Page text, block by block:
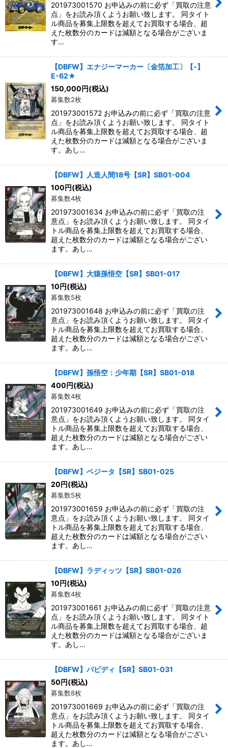
201973001570 お申込みの前に必ず「買取の注意
点」をお読み頂くようお願い致します。 同タイト
ル商品を募集上限数を超えてお買取する場合、超
えた枚数分のカードは減額となる場合がございま
す…
【DBFW】エナジーマーカー〔金箔加工〕【-】
E-62★
150,000円(税込)
募集数2枚
201973001572 お申込みの前に必ず「買取の注意
点」をお読み頂くようお願い致します。 同タイト
ル商品を募集上限数を超えてお買取する場合、超
えた枚数分のカードは減額となる場合がございま
す。あし…
【DBFW】人造人間18号【SR】SB01-004
100円(税込)
募集数4枚
201973001634 お申込みの前に必ず「買取の注
意点」をお読み頂くようお願い致します。 同タイ
トル商品を募集上限数を超えてお買取する場合、
超えた枚数分のカードは減額となる場合がござい
ます。あし…
【DBFW】大猿孫悟空【SR】SB01-017
10円(税込)
募集数5枚
201973001648 お申込みの前に必ず「買取の注
意点」をお読み頂くようお願い致します。 同タイ
トル商品を募集上限数を超えてお買取する場合、
超えた枚数分のカードは減額となる場合がござい
ます。あし…
【DBFW】孫悟空：少年期【SR】SB01-018
400円(税込)
募集数4枚
201973001649 お申込みの前に必ず「買取の注
意点」をお読み頂くようお願い致します。 同タイ
トル商品を募集上限数を超えてお買取する場合、
超えた枚数分のカードは減額となる場合がござい
ます。あし…
【DBFW】ベジータ【SR】SB01-025
20円(税込)
募集数5枚
201973001659 お申込みの前に必ず「買取の注
意点」をお読み頂くようお願い致します。 同タイ
トル商品を募集上限数を超えてお買取する場合、
超えた枚数分のカードは減額となる場合がござい
ます。あし…
【DBFW】ラディッツ【SR】SB01-026
10円(税込)
募集数4枚
201973001661 お申込みの前に必ず「買取の注意
点」をお読み頂くようお願い致します。 同タイト
ル商品を募集上限数を超えてお買取する場合、超
えた枚数分のカードは減額となる場合がございま
す。あし…
【DBFW】バビディ【SR】SB01-031
50円(税込)
募集数8枚
201973001669 お申込みの前に必ず「買取の注
意点」をお読み頂くようお願い致します。 同タイ
トル商品を募集上限数を超えてお買取する場合、
超えた枚数分のカードは減額となる場合がござい
ます。あし…